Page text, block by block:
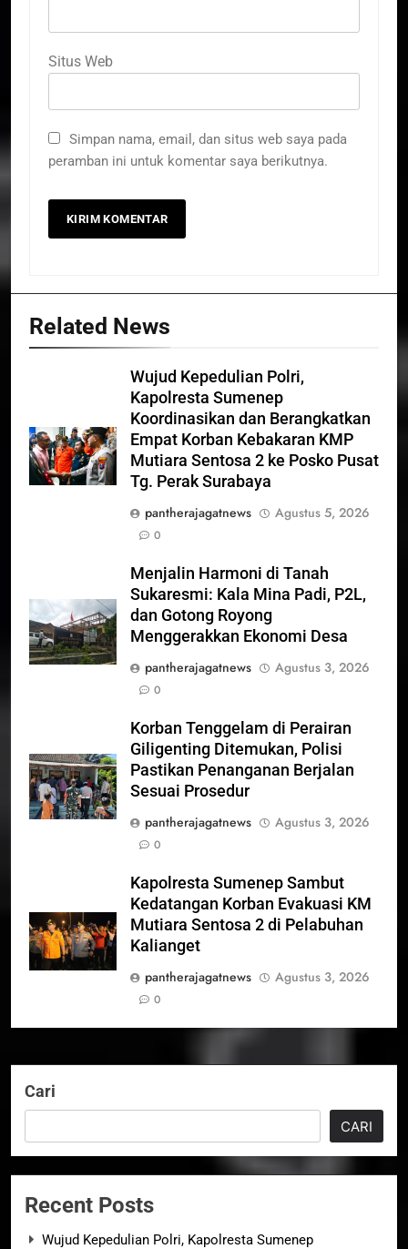
Situs Web
Simpan nama, email, dan situs web saya pada
peramban ini untuk komentar saya berikutnya.
Related News
Wujud Kepedulian Polri,
Kapolresta Sumenep
Koordinasikan dan Berangkatkan
Empat Korban Kebakaran KMP
Mutiara Sentosa 2 ke Posko Pusat
Tg. Perak Surabaya
pantherajagatnews
Agustus 5, 2026
0
Menjalin Harmoni di Tanah
Sukaresmi: Kala Mina Padi, P2L,
dan Gotong Royong
Menggerakkan Ekonomi Desa
pantherajagatnews
Agustus 3, 2026
0
Korban Tenggelam di Perairan
Giligenting Ditemukan, Polisi
Pastikan Penanganan Berjalan
Sesuai Prosedur
pantherajagatnews
Agustus 3, 2026
0
Kapolresta Sumenep Sambut
Kedatangan Korban Evakuasi KM
Mutiara Sentosa 2 di Pelabuhan
Kalianget
pantherajagatnews
Agustus 3, 2026
0
Cari
CARI
Recent Posts
Wujud Kepedulian Polri, Kapolresta Sumenep